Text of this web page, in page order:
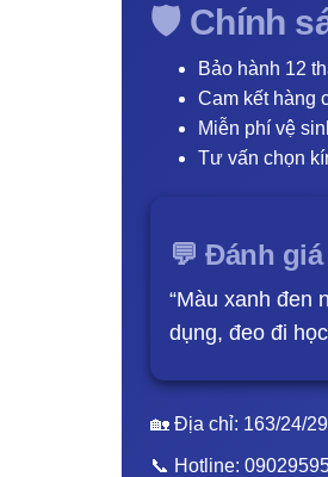
🛡️ Chính
Bảo hành 12
Cam kết hàng
Miễn phí vệ
Tư vấn chọn
💬 Đánh
“Màu xanh đen
dụng, đeo đi
🏡 Địa chỉ: 163/24/
📞 Hotline: